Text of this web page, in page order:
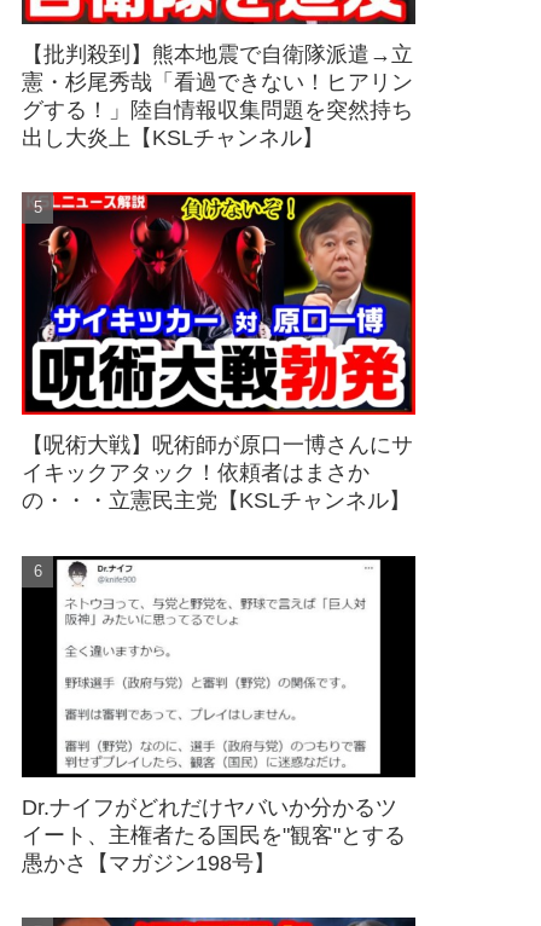
【批判殺到】熊本地震で自衛隊派遣→立
憲・杉尾秀哉「看過できない！ヒアリン
グする！」陸自情報収集問題を突然持ち
出し大炎上【KSLチャンネル】
【呪術大戦】呪術師が原口一博さんにサ
イキックアタック！依頼者はまさか
の・・・立憲民主党【KSLチャンネル】
Dr.ナイフがどれだけヤバいか分かるツ
イート、主権者たる国民を"観客"とする
愚かさ【マガジン198号】